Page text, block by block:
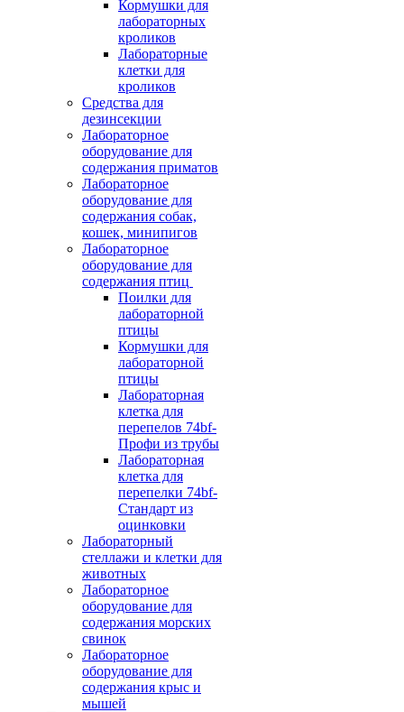
Кормушки для
лабораторных
кроликов
Лабораторные
клетки для
кроликов
Средства для
дезинсекции
Лабораторное
оборудование для
содержания приматов
Лабораторное
оборудование для
содержания собак,
кошек, минипигов
Лабораторное
оборудование для
содержания птиц
Поилки для
лабораторной
птицы
Кормушки для
лабораторной
птицы
Лабораторная
клетка для
перепелов 74bf-
Профи из трубы
Лабораторная
клетка для
перепелки 74bf-
Стандарт из
оцинковки
Лабораторный
стеллажи и клетки для
животных
Лабораторное
оборудование для
содержания морских
свинок
Лабораторное
оборудование для
содержания крыс и
мышей